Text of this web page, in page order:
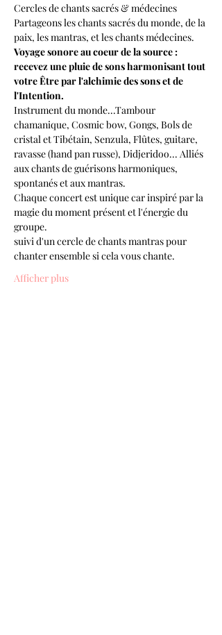
Cercles de chants sacrés & médecines
Partageons les chants sacrés du monde, de la
paix, les mantras, et les chants médecines.
Voyage sonore au coeur de la source :
recevez une pluie de sons harmonisant tout
votre Être par l'alchimie des sons et de
l'Intention.
Instrument du monde...Tambour
chamanique, Cosmic bow, Gongs, Bols de
cristal et Tibétain, Senzula, Flûtes, guitare,
ravasse (hand pan russe), Didjeridoo... Alliés
aux chants de guérisons harmoniques,
spontanés et aux mantras.
Chaque concert est unique car inspiré par la
magie du moment présent et l'énergie du
groupe.
suivi d'un cercle de chants mantras pour
chanter ensemble si cela vous chante.
Afficher plus